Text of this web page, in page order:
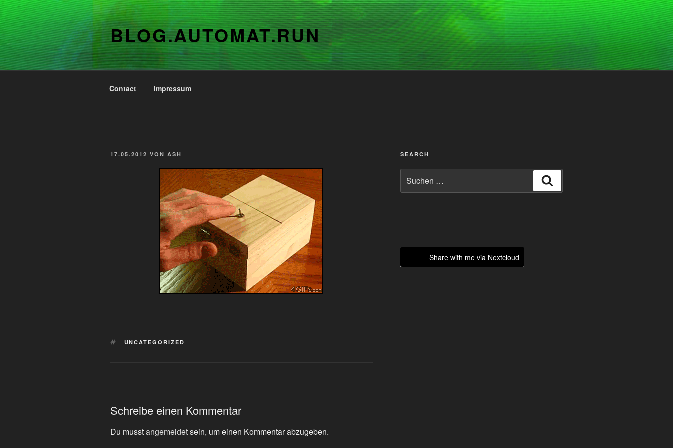
Zum
Inhalt
springen
BLOG.AUTOMAT.RUN
Contact Impressum
VERÖFFENTLICHT
17.05.2012 VON ASH
SCHLAGWÖRTER
UNCATEGORIZED
Schreibe einen Kommentar
Du musstangemeldetsein, um einen Kommentar abzugeben.
SEARCH
nach:
Share with me via Nextcloud